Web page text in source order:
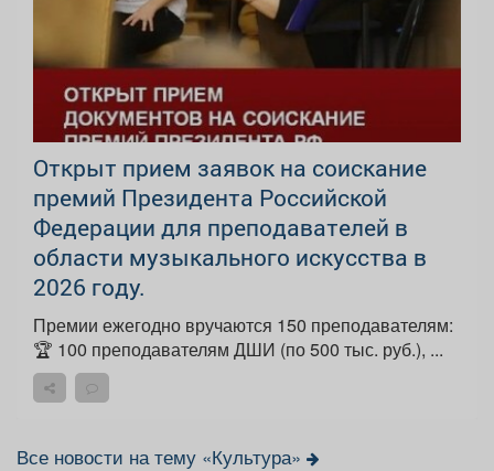
Открыт прием заявок на соискание
премий Президента Российской
Федерации для преподавателей в
области музыкального искусства в
2026 году.
Премии ежегодно вручаются 150 преподавателям:
🏆 100 преподавателям ДШИ (по 500 тыс. руб.), ...
Все новости на тему «Культура»